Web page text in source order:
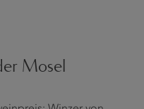
Mosel